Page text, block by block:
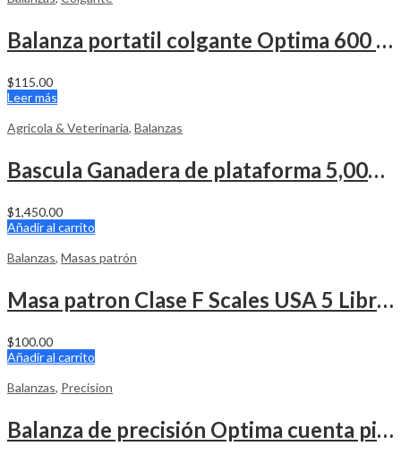
Balanza portatil colgante Optima 600 Libras
$115.00
Leer más
Agricola & Veterinaria, Balanzas
Bascula Ganadera de plataforma 5,000 Lbs.
$1,450.00
Añadir al carrito
Balanzas, Masas patrón
Masa patron Clase F Scales USA 5 Libras
$100.00
Añadir al carrito
Balanzas, Precision
Balanza de precisión Optima cuenta piezas 30kg